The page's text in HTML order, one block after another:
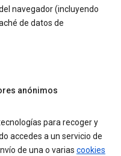
navegador (incluyendo
de datos de
anónimos
para recoger y
accedes a un servicio de
de una o varias cookies